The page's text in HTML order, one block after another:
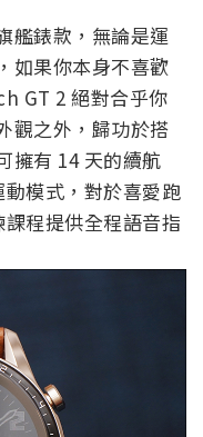
艦錶款，無論是運
如果你本身不喜歡
GT 2 絕對合乎你
觀之外，歸功於搭
擁有 14 天的續航
模式，對於喜愛跑
程提供全程語音指